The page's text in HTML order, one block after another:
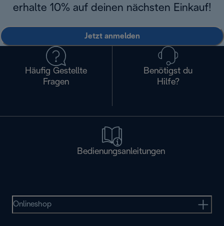
erhalte 10% auf deinen nächsten Einkauf!
Jetzt anmelden
Häufig Gestellte
Fragen
Benötigst du
Hilfe?
Bedienungsanleitungen
Onlineshop